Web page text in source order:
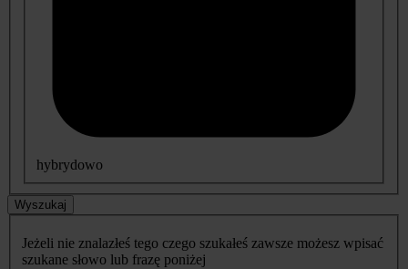
hybrydowo
Wyszukaj
Jeżeli nie znalazłeś tego czego szukałeś zawsze możesz wpisać
szukane słowo lub frazę poniżej